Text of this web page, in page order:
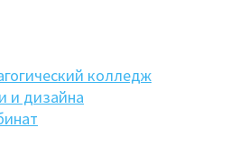
колледж
и дизайна